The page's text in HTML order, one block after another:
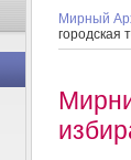
Мирный
городская